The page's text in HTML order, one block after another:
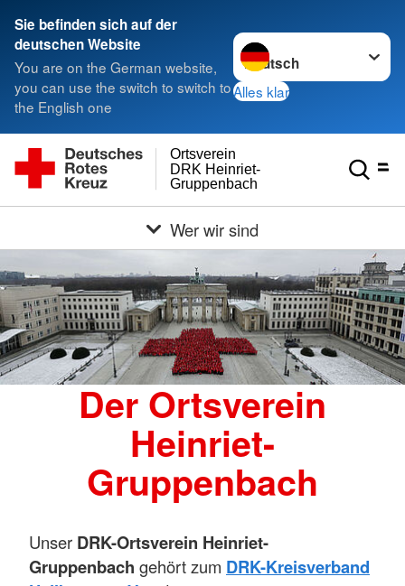
Sie befinden sich auf der
deutschen Website
You are on the German website,
you can use the switch to switch to
the English one
Sprache wechseln zu
Alles klar
Gruppenbach
DRK Heinriet-
Ortsverein
Wer wir sind
Der Ortsverein
Heinriet-
Gruppenbach
Unser DRK-Ortsverein Heinriet-
Gruppenbach gehört zum DRK-Kreisverband